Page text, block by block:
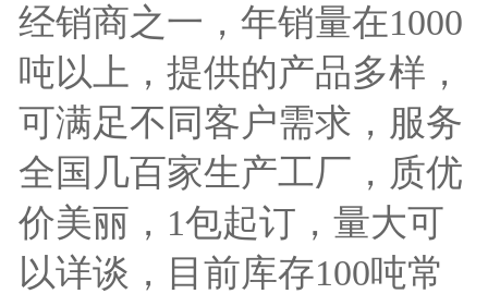
经销商之一，年销量在1000
吨以上，提供的产品多样，
可满足不同客户需求，服务
全国几百家生产工厂，质优
价美丽，1包起订，量大可
以详谈，目前库存100吨常